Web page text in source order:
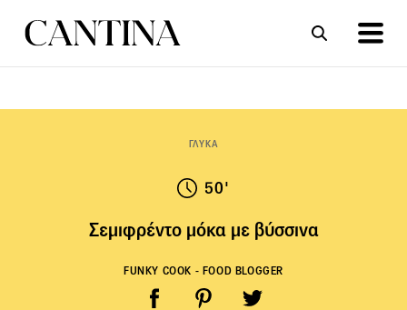
ΓΛΥΚΑ
50'
Σεμιφρέντο μόκα με βύσσινα
FUNKY COOK - FOOD BLOGGER